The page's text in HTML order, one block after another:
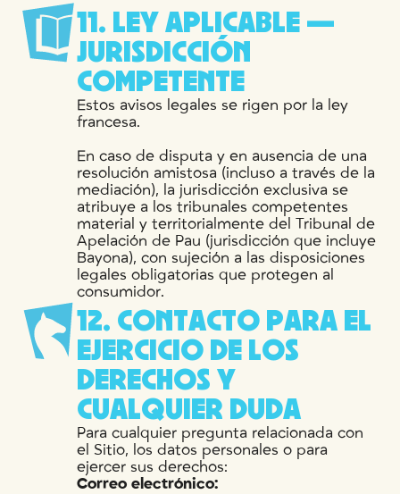
11. LEYAPLICABLE—
JURISDICCIÓN
COMPETENTE
Estos avisos legales se rigen por la ley
francesa.
En caso de disputa y en ausencia de una
resolución amistosa (incluso a través de la
mediación), la jurisdicción exclusiva se
atribuye a los tribunales competentes
material y territorialmente del Tribunal de
Apelación de Pau (jurisdicción que incluye
Bayona), con sujeción a las disposiciones
legales obligatorias que protegen al
consumidor.
12. CONTACTOPARAEL
EJERCICIODELOS
DERECHOS Y
CUALQUIER DUDA
Para cualquier pregunta relacionada con
el Sitio, los datos personales o para
ejercer sus derechos:
Correo electrónico: